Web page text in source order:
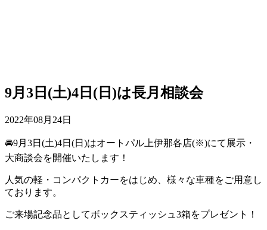
9月3日(土)4日(日)は長月相談会
2022年08月24日
🚘9月3日(土)4日(日)はオートパル上伊那各店(※)にて展示・
大商談会を開催いたします！
人気の軽・コンパクトカーをはじめ、様々な車種をご用意し
ております。
ご来場記念品としてボックスティッシュ3箱をプレゼント！